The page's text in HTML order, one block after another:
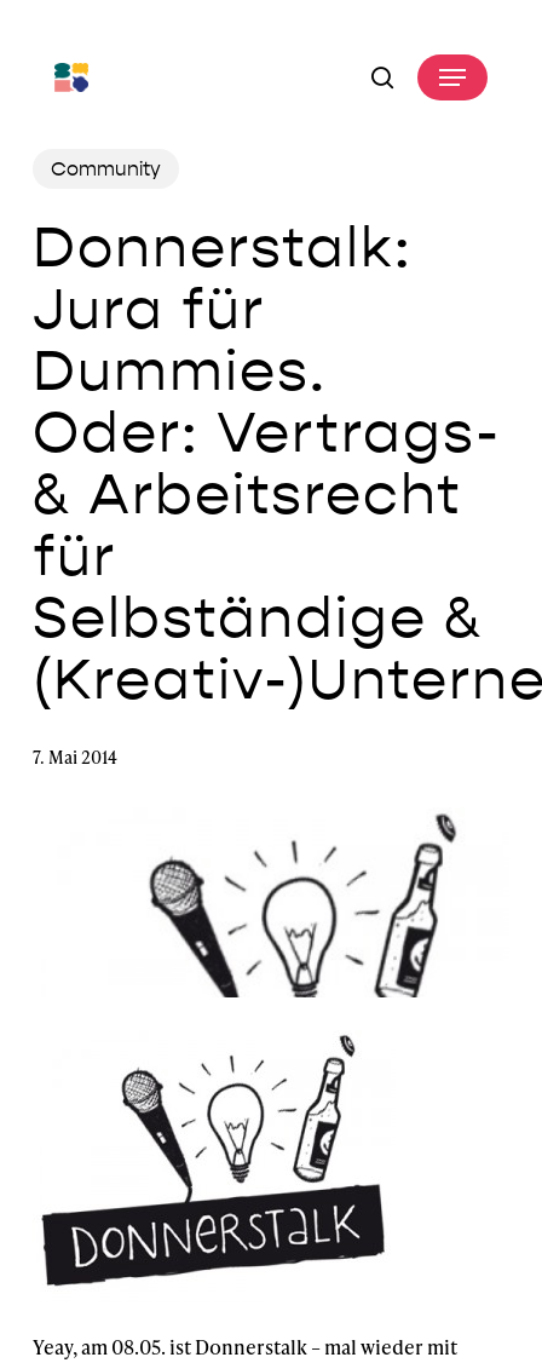
search
Menu
Community
Donnerstalk:
Jura für
Dummies.
Oder: Vertrags-
& Arbeitsrecht
für
Selbständige &
(Kreativ-
7. Mai 2014
Yeay, am 08.05. ist Donnerstalk – mal wieder mit